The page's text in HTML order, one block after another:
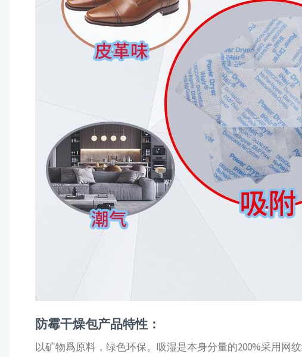
防霉干燥包产品特性：
以矿物爲原料，绿色环保。吸湿是本身分量的200%采用网